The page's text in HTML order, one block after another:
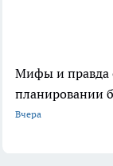
Мифы и правда
планировании
Вчера